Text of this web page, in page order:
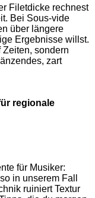
Filetdicke rechnest
Bei Sous-vide
über längere
Ergebnisse willst.
sondern
zart
regionale
für Musiker:
in unserem Fall
ruiniert Textur